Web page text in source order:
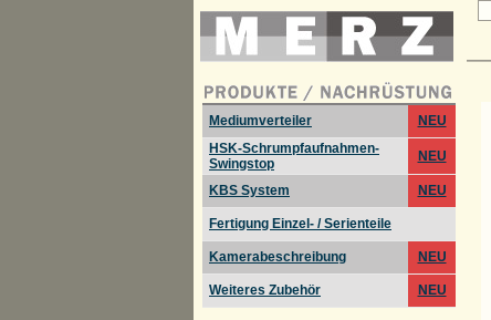
Mediumverteiler
NEU
HSK-Schrumpfaufnahmen-
Swingstop
NEU
KBS System NEU
Fertigung Einzel- / Serienteile
Kamerabeschreibung NEU
Weiteres Zubehör NEU